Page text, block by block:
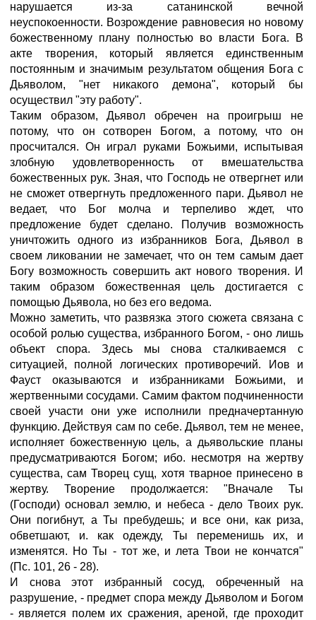
нарушается из-за сатанинской вечной
неуспокоенности. Возрождение равновесия но новому
божественному плану полностью во власти Бога. В
акте творения, который является единственным
постоянным и значимым результатом общения Бога с
Дьяволом, "нет никакого демона", который бы
осуществил "эту работу".
Таким образом, Дьявол обречен на проигрыш не
потому, что он сотворен Богом, а потому, что он
просчитался. Он играл руками Божьими, испытывая
злобную удовлетворенность от вмешательства
божественных рук. Зная, что Господь не отвергнет или
не сможет отвергнуть предложенного пари. Дьявол не
ведает, что Бог молча и терпеливо ждет, что
предложение будет сделано. Получив возможность
уничтожить одного из избранников Бога, Дьявол в
своем ликовании не замечает, что он тем самым дает
Богу возможность совершить акт нового творения. И
таким образом божественная цель достигается с
помощью Дьявола, но без его ведома.
Можно заметить, что развязка этого сюжета связана с
особой ролью существа, избранного Богом, - оно лишь
объект спора. Здесь мы снова сталкиваемся с
ситуацией, полной логических противоречий. Иов и
Фауст оказываются и избранниками Божьими, и
жертвенными сосудами. Самим фактом подчиненности
своей участи они уже исполнили предначертанную
функцию. Действуя сам по себе. Дьявол, тем не менее,
исполняет божественную цель, а дьявольские планы
предусматриваются Богом; ибо. несмотря на жертву
существа, сам Творец сущ, хотя тварное принесено в
жертву. Творение продолжается: "Вначале Ты
(Господи) основал землю, и небеса - дело Твоих рук.
Они погибнут, а Ты пребудешь; и все они, как риза,
обветшают, и. как одежду, Ты переменишь их, и
изменятся. Но Ты - тот же, и лета Твои не кончатся"
(Пс. 101, 26 - 28).
И снова этот избранный сосуд, обреченный на
разрушение, - предмет спора между Дьяволом и Богом
- является полем их сражения, ареной, где проходит